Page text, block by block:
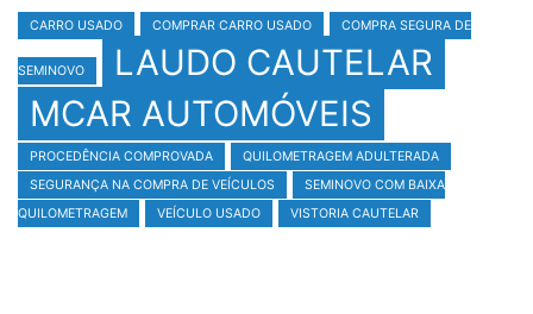
CARRO USADO COMPRAR CARRO USADO COMPRA SEGURA DE
SEMINOVO
LAUDO CAUTELAR
MCAR AUTOMÓVEIS
PROCEDÊNCIA COMPROVADA
QUILOMETRAGEM ADULTERADA
SEGURANÇA NA COMPRA DE VEÍCULOS
SEMINOVO COM BAIXA
QUILOMETRAGEM
VEÍCULO USADO VISTORIA CAUTELAR